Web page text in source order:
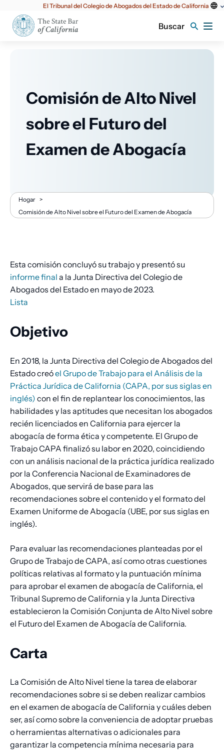
principal
El Tribunal del Colegio de Abogados del Estado de California
Buscar
Comisión de Alto Nivel
sobre el Futuro del
Examen de Abogacía
Migaja
Hogar >
Comisión de Alto Nivel sobre el Futuro del Examen de Abogacía
Esta comisión concluyó su trabajo y presentó su
informe final a la Junta Directiva del Colegio de
Abogados del Estado en mayo de 2023.
Lista
Objetivo
En 2018, la Junta Directiva del Colegio de Abogados del
Estado creóel Grupo de Trabajo para el Análisis de la
Práctica Jurídica de California (CAPA, por sus siglas en
inglés) con el fin de replantear los conocimientos, las
habilidades y las aptitudes que necesitan los abogados
recién licenciados en California para ejercer la
abogacía de forma ética y competente. El Grupo de
Trabajo CAPA finalizó su labor en 2020, coincidiendo
con un análisis nacional de la práctica jurídica realizado
por la Conferencia Nacional de Examinadores de
Abogados, que servirá de base para las
recomendaciones sobre el contenido y el formato del
Examen Uniforme de Abogacía (UBE, por sus siglas en
inglés).
Para evaluar las recomendaciones planteadas por el
Grupo de Trabajo de CAPA, así como otras cuestiones
políticas relativas al formato y la puntuación mínima
para aprobar el examen de abogacía de California, el
Tribunal Supremo de California y la Junta Directiva
establecieron la Comisión Conjunta de Alto Nivel sobre
el Futuro del Examen de Abogacía de California.
Carta
La Comisión de Alto Nivel tiene la tarea de elaborar
recomendaciones sobre si se deben realizar cambios
en el examen de abogacía de California y cuáles deben
ser, así como sobre la conveniencia de adoptar pruebas
o herramientas alternativas o adicionales para
garantizar la competencia mínima necesaria para